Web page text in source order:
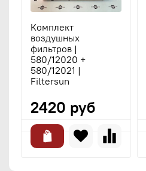
Комплект
воздушных
фильтров |
580/12020 +
580/12021 |
Filtersun
2420 руб